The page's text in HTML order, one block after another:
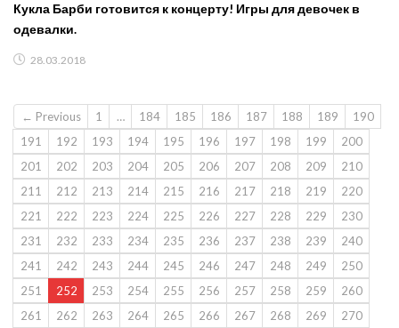
Кукла Барби готовится к концерту! Игры для девочек в
одевалки.
28.03.2018
← Previous 1 … 184 185 186 187 188 189
190
191
192 193 194 195 196 197 198 199
200
201
202 203 204 205 206 207 208 209
210
211
212 213 214 215 216 217 218 219
220
221
222 223 224 225 226 227 228 229
230
231
232 233 234 235 236 237 238 239
240
241
242 243 244 245 246 247 248 249
250
251
252 253 254 255 256 257 258 259
260
261
262 263 264 265 266 267 268 269
270